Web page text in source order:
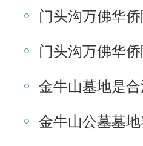
门头沟万佛华
门头沟万佛华
金牛山墓地是
金牛山公墓墓